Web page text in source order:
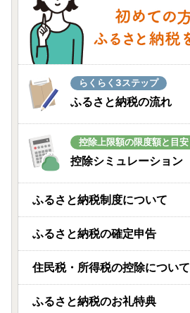
らくらく3ステップ
ふるさと納税の流れ
控除上限額の限度額と目安
控除シミュレーション
ふるさと納税制度について
ふるさと納税の確定申告
住民税・所得税の控除について
ふるさと納税のお礼特典